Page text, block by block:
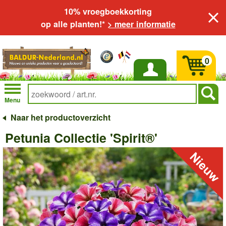
10% vroegboekkorting
op alle planten!* > meer informatie
Inloggen
Menu
0
Naar het productoverzicht
Petunia Collectie 'Spirit®'